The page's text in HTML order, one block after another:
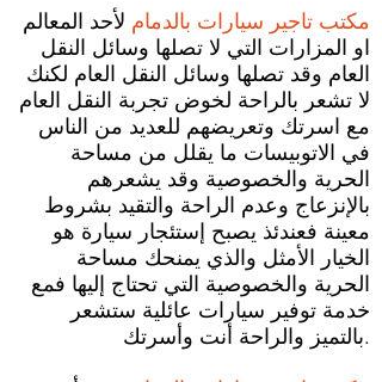
مكتب تاجير سيارات بالدمام لأحد المعالم
او المزارات التي لا تصلها وسائل النقل
العام وقد تصلها وسائل النقل العام لكنك
لا تشعر بالراحة لخوض تجربة النقل العام
مع اسرتك وتعريضهم للعديد من الناس
في الاتوبيسات ما يقلل من مساحة
الحرية والخصوصية وقد يشعرهم
بالإنزعاج وعدم الراحة والتقيد بشروط
معينة فعندئذ يصبح إستئجار سيارة هو
الخيار الأمثل والذي يمنحك مساحة
الحرية والخصوصية التي تحتاج إليها فمع
خدمة توفير سيارات عائلية ستشعر
بالتميز والراحة أنت وأسرتك.